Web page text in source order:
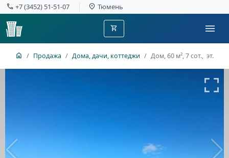
+7 (3452) 51-51-07 Тюмень
Продажа Дома, дачи, коттеджи Дом, 60 м², 7 сот., эт.